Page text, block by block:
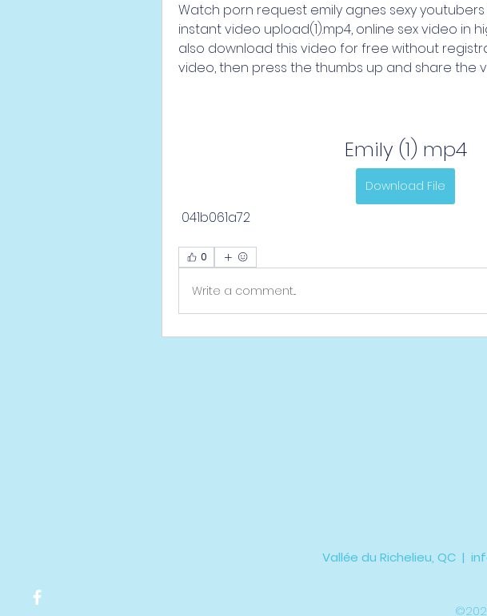
Watch porn request emily agnes sexy
instant video upload(1).mp4, online sex video in
also download this video for free without
video, then press the thumbs up and share the
Emily (1) mp4
Download File
041b061a72
0
Write a comment...
Vallée du Richelieu, QC |